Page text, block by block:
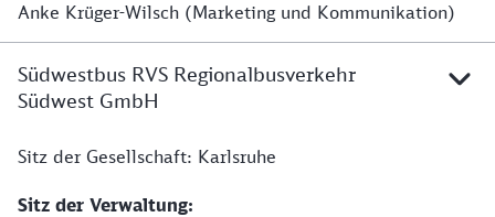
Anke Krüger-Wilsch (Marketing und Kommunikation)
Südwestbus RVS Regionalbusverkehr
Südwest GmbH
Sitz der Gesellschaft: Karlsruhe
Sitz der Verwaltung: